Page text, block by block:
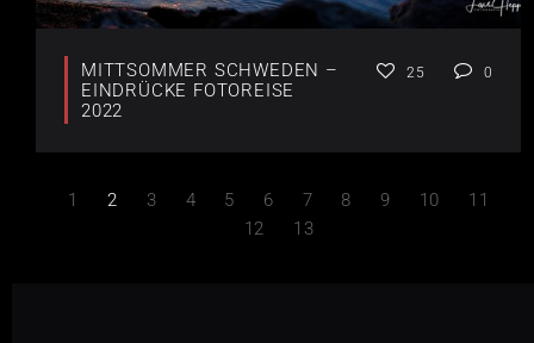
MITTSOMMER SCHWEDEN –
EINDRÜCKE FOTOREISE
2022
25 0
1 2 3 4 5 6 7 8 9 10
11
12
13